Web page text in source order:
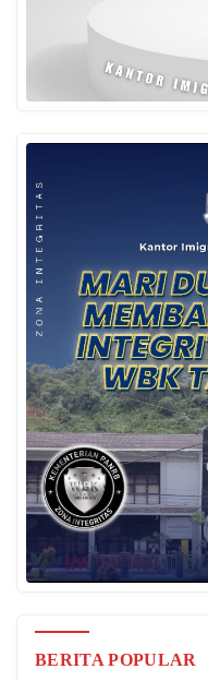
BERITA POPULAR